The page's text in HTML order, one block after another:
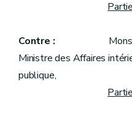
Contre :
Ministre des Affaires
publique,